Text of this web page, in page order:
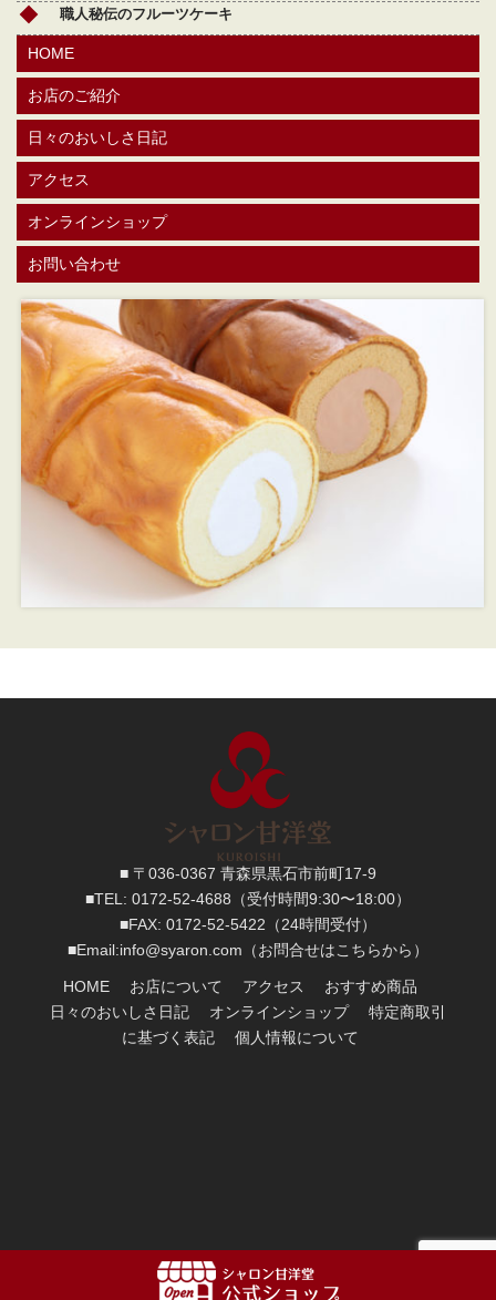
職人秘伝のフルーツケーキ
HOME
お店のご紹介
日々のおいしさ日記
アクセス
オンラインショップ
お問い合わせ
■ 〒036-0367 青森県黒石市前町17-9
■TEL: 0172-52-4688 （受付時間9:30〜18:00）
■FAX: 0172-52-5422 （24時間受付）
■Email:info@syaron.com （お問合せはこちらから）
HOME お店について アクセス
おすすめ商品
日々のおいしさ日記
オンラインショップ
特定商取引
に基づく表記
個人情報について
Copyright 2017:シャロン甘洋堂